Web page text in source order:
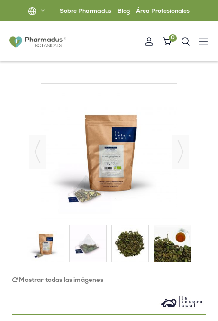
Sobre Pharmadus Blog Área Profesionales
0
Mostrar todas las imágenes